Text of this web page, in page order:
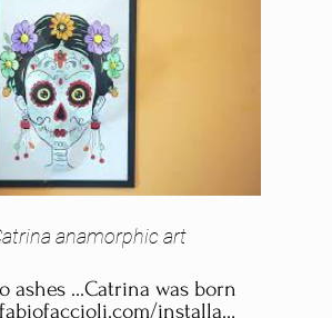
anamorphic art
ashes ...Catrina was born
installazioni-